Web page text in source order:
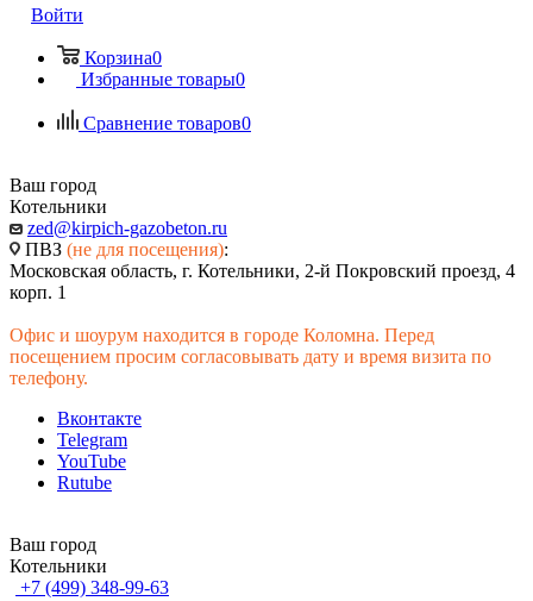
Войти
Корзина0
Избранные товары0
Сравнение товаров0
Ваш город
Котельники
zed@kirpich-gazobeton.ru
ПВЗ (не для посещения):
Московская область, г. Котельники, 2-й Покровский проезд, 4
корп. 1
Офис и шоурум находится в городе Коломна. Перед
посещением просим согласовывать дату и время визита по
телефону.
Вконтакте
Telegram
YouTube
Rutube
Ваш город
Котельники
+7 (499) 348-99-63